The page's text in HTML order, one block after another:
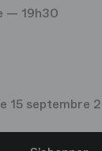
— 19h30
15 septembre